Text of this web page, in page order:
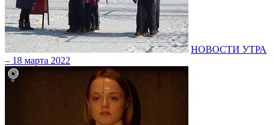
НОВОСТИ УТРА
– 18 марта 2022